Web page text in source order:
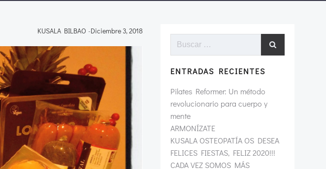
KUSALA BILBAO -Diciembre 3, 2018
Buscar:
ENTRADAS RECIENTES
Pilates Reformer: Un método
revolucionario para cuerpo y
mente
ARMONÍZATE
KUSALA OSTEOPATÍA OS DESEA
FELICES FIESTAS, FELIZ 2020!!!
CADA VEZ SOMOS MÁS